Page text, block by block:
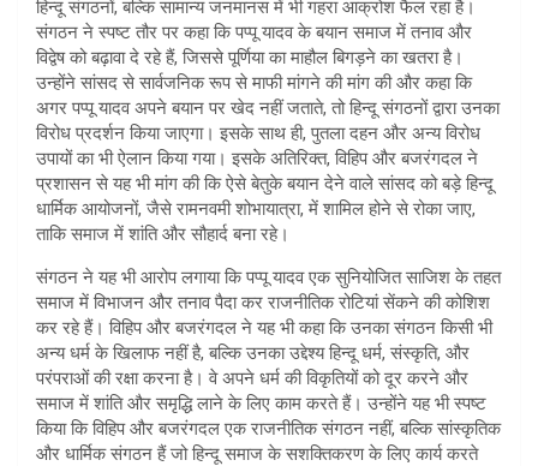
हिन्दू संगठनों, बल्कि सामान्य जनमानस में भी गहरा आक्रोश फैल रहा है।
संगठन ने स्पष्ट तौर पर कहा कि पप्पू यादव के बयान समाज में तनाव और
विद्वेष को बढ़ावा दे रहे हैं, जिससे पूर्णिया का माहौल बिगड़ने का खतरा है।
उन्होंने सांसद से सार्वजनिक रूप से माफी मांगने की मांग की और कहा कि
अगर पप्पू यादव अपने बयान पर खेद नहीं जताते, तो हिन्दू संगठनों द्वारा उनका
विरोध प्रदर्शन किया जाएगा। इसके साथ ही, पुतला दहन और अन्य विरोध
उपायों का भी ऐलान किया गया। इसके अतिरिक्त, विहिप और बजरंगदल ने
प्रशासन से यह भी मांग की कि ऐसे बेतुके बयान देने वाले सांसद को बड़े हिन्दू
धार्मिक आयोजनों, जैसे रामनवमी शोभायात्रा, में शामिल होने से रोका जाए,
ताकि समाज में शांति और सौहार्द बना रहे।
संगठन ने यह भी आरोप लगाया कि पप्पू यादव एक सुनियोजित साजिश के तहत
समाज में विभाजन और तनाव पैदा कर राजनीतिक रोटियां सेंकने की कोशिश
कर रहे हैं। विहिप और बजरंगदल ने यह भी कहा कि उनका संगठन किसी भी
अन्य धर्म के खिलाफ नहीं है, बल्कि उनका उद्देश्य हिन्दू धर्म, संस्कृति, और
परंपराओं की रक्षा करना है। वे अपने धर्म की विकृतियों को दूर करने और
समाज में शांति और समृद्धि लाने के लिए काम करते हैं। उन्होंने यह भी स्पष्ट
किया कि विहिप और बजरंगदल एक राजनीतिक संगठन नहीं, बल्कि सांस्कृतिक
और धार्मिक संगठन हैं जो हिन्दू समाज के सशक्तिकरण के लिए कार्य करते